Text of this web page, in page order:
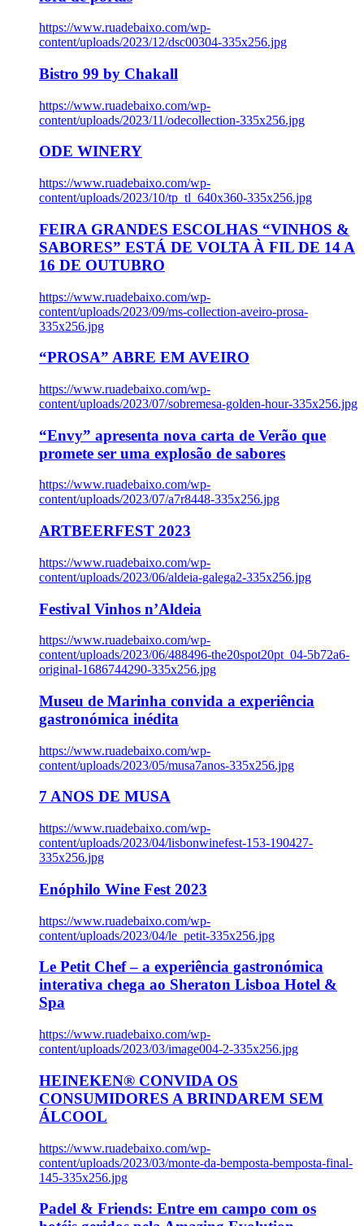
https://www.ruadebaixo.com/wp-
content/uploads/2023/12/dsc00304-335x256.jpg
Bistro 99 by Chakall
https://www.ruadebaixo.com/wp-
content/uploads/2023/11/odecollection-335x256.jpg
ODE WINERY
https://www.ruadebaixo.com/wp-
content/uploads/2023/10/tp_tl_640x360-335x256.jpg
FEIRA GRANDES ESCOLHAS “VINHOS &
SABORES” ESTÁ DE VOLTA À FIL DE 14 A
16 DE OUTUBRO
https://www.ruadebaixo.com/wp-
content/uploads/2023/09/ms-collection-aveiro-prosa-
335x256.jpg
“PROSA” ABRE EM AVEIRO
https://www.ruadebaixo.com/wp-
content/uploads/2023/07/sobremesa-golden-hour-335x256.jpg
“Envy” apresenta nova carta de Verão que
promete ser uma explosão de sabores
https://www.ruadebaixo.com/wp-
content/uploads/2023/07/a7r8448-335x256.jpg
ARTBEERFEST 2023
https://www.ruadebaixo.com/wp-
content/uploads/2023/06/aldeia-galega2-335x256.jpg
Festival Vinhos n’Aldeia
https://www.ruadebaixo.com/wp-
content/uploads/2023/06/488496-the20spot20pt_04-5b72a6-
original-1686744290-335x256.jpg
Museu de Marinha convida a experiência
gastronómica inédita
https://www.ruadebaixo.com/wp-
content/uploads/2023/05/musa7anos-335x256.jpg
7 ANOS DE MUSA
https://www.ruadebaixo.com/wp-
content/uploads/2023/04/lisbonwinefest-153-190427-
335x256.jpg
Enóphilo Wine Fest 2023
https://www.ruadebaixo.com/wp-
content/uploads/2023/04/le_petit-335x256.jpg
Le Petit Chef – a experiência gastronómica
interativa chega ao Sheraton Lisboa Hotel &
Spa
https://www.ruadebaixo.com/wp-
content/uploads/2023/03/image004-2-335x256.jpg
HEINEKEN® CONVIDA OS
CONSUMIDORES A BRINDAREM SEM
ÁLCOOL
https://www.ruadebaixo.com/wp-
content/uploads/2023/03/monte-da-bemposta-bemposta-final-
145-335x256.jpg
Padel & Friends: Entre em campo com os